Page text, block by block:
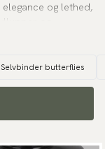
og lethed,
den bæres med
udseendet.
skjorte og
lyseblå,
Selvbinder butterflies